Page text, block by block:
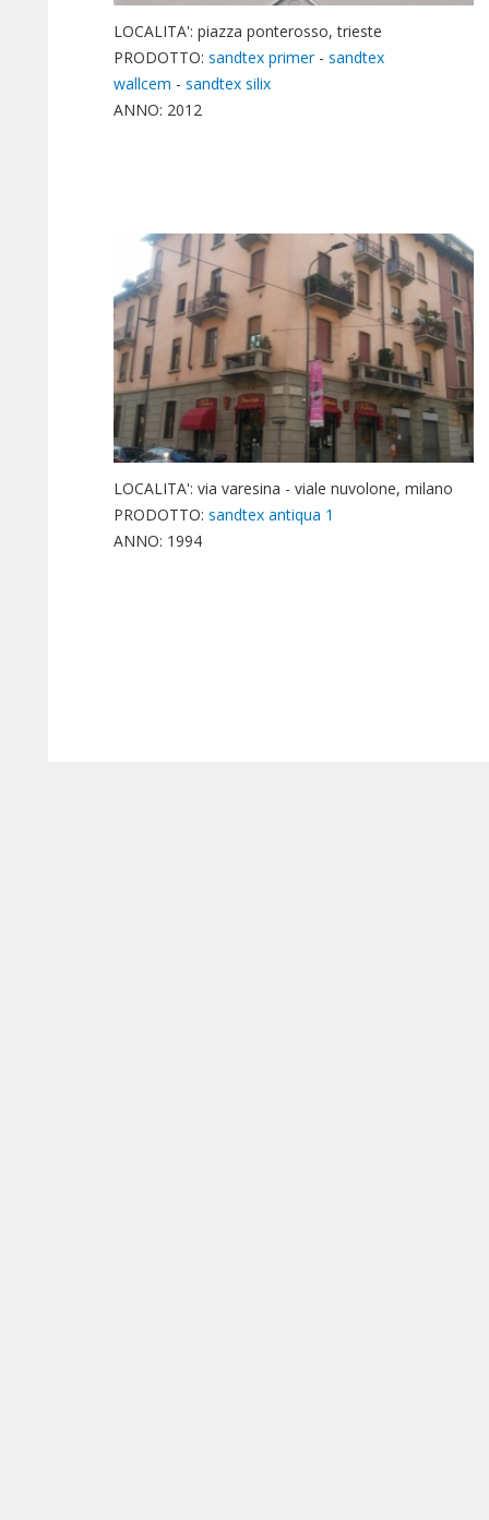
LOCALITA': piazza ponterosso, trieste
PRODOTTO: sandtex primer- sandtex
wallcem - sandtex silix
ANNO: 2012
LOCALITA': via varesina - viale nuvolone, milano
PRODOTTO: sandtex antiqua 1
ANNO: 1994